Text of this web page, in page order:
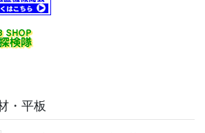
・平板